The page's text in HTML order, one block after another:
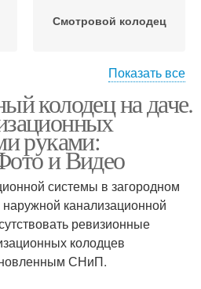
Смотровой колодец
Дренажные колодцы
Пластиковый колодец
Показать все
колодец на даче.
руками:
и Видео
системы в загородном
канализационной
ревизионные
колодцев
СНиП.